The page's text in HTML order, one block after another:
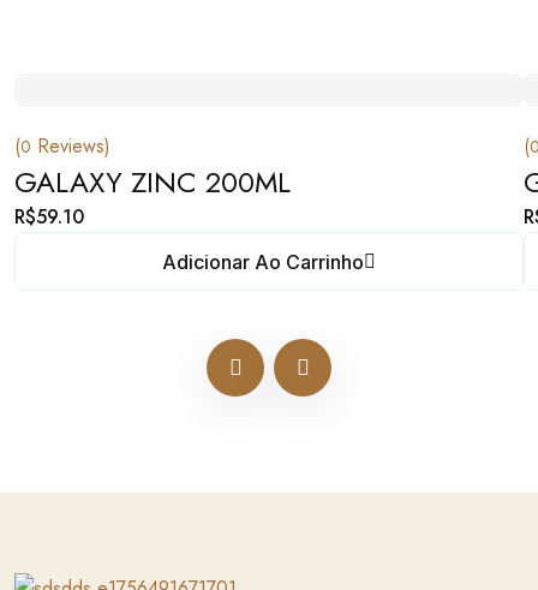
(0 Reviews)
GALAXY ZINC 200ML
R$59.10
Adicionar Ao Carrinho
(